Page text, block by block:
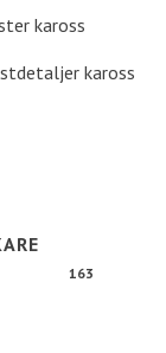
kaross
kaross
163